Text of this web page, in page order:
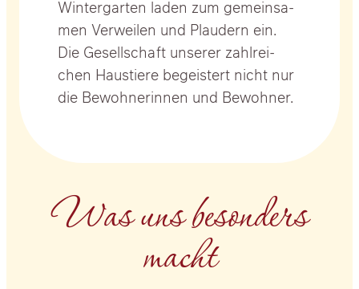
Win­ter­gar­ten laden zum gemein­sa­
men Ver­wei­len und Plau­dern ein.
Die Gesell­schaft unse­rer zahl­rei­
chen Haus­tie­re begeis­tert nicht nur
die Bewoh­ne­rin­nen und Bewoh­ner.
Was uns beson­ders
macht